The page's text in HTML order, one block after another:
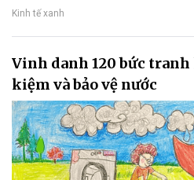
Kinh tế xanh
Vinh danh 120 bức
kiệm và bảo vệ nước